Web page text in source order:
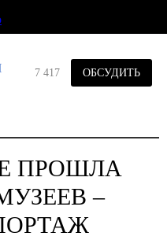
7 417 ОБСУДИТЬ
ПРОШЛА
–